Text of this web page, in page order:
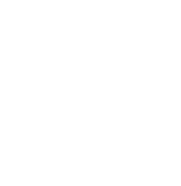
НОВИНИ